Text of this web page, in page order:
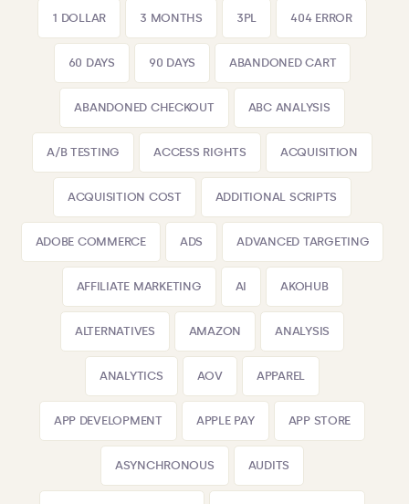
1 DOLLAR 3 MONTHS 3PL 404 ERROR
60 DAYS 90 DAYS ABANDONED CART
ABANDONED CHECKOUT ABC ANALYSIS
A/B TESTING ACCESS RIGHTS ACQUISITION
ACQUISITION COST ADDITIONAL SCRIPTS
ADOBE COMMERCE ADS ADVANCED TARGETING
AFFILIATE MARKETING AI AKOHUB
ALTERNATIVES AMAZON ANALYSIS
ANALYTICS AOV APPAREL
APP DEVELOPMENT APPLE PAY APP STORE
ASYNCHRONOUS AUDITS